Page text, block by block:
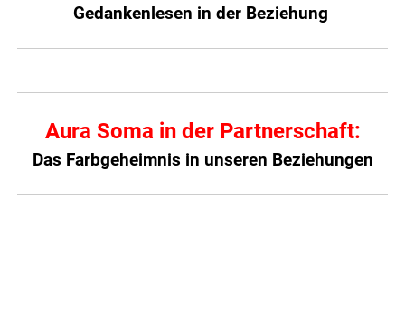
Gedankenlesen in der Beziehung
Aura Soma in der Partnerschaft:
Das Farbgeheimnis in unseren Beziehungen